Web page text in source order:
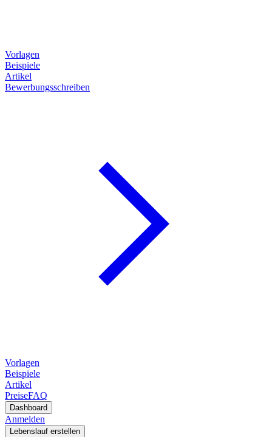
Vorlagen
Beispiele
Artikel
Bewerbungsschreiben
Vorlagen
Beispiele
Artikel
PreiseFAQ
Dashboard
Anmelden
Lebenslauf erstellen